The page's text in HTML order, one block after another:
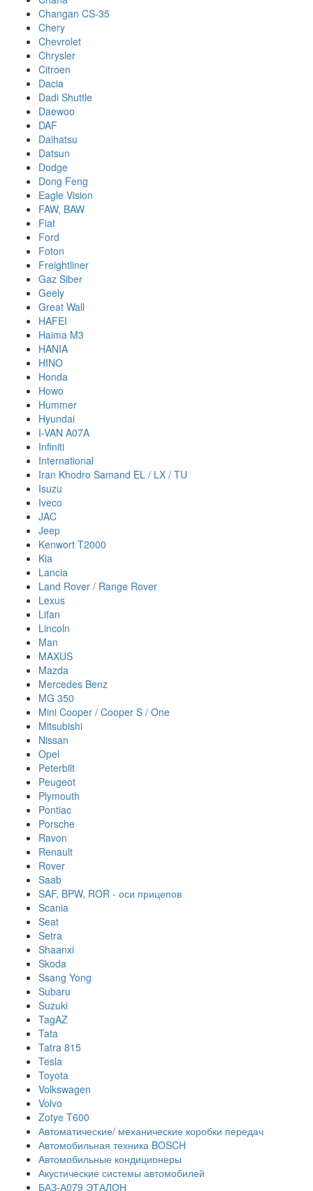
Changan CS-35
Chery
Chevrolet
Chrysler
Citroen
Dacia
Dadi Shuttle
Daewoo
DAF
Daihatsu
Datsun
Dodge
Dong Feng
Eagle Vision
FAW, BAW
Fiat
Ford
Foton
Freightliner
Gaz Siber
Geely
Great Wall
HAFEI
Haima M3
HANIA
HINO
Honda
Howo
Hummer
Hyundai
I-VAN A07A
Infiniti
International
Iran Khodro Samand EL / LX / TU
Isuzu
Iveco
JAC
Jeep
Kenwort T2000
Kia
Lancia
Land Rover / Range Rover
Lexus
Lifan
Lincoln
Man
MAXUS
Mazda
Mercedes Benz
MG 350
Mini Cooper / Cooper S / One
Mitsubishi
Nissan
Opel
Peterbilt
Peugeot
Plymouth
Pontiac
Porsche
Ravon
Renault
Rover
Saab
SAF, BPW, ROR - оси прицепов
Scania
Seat
Setra
Shaanxi
Skoda
Ssang Yong
Subaru
Suzuki
TagAZ
Tata
Tatra 815
Tesla
Toyota
Volkswagen
Volvo
Zotye T600
Автоматические/ механические коробки передач
Автомобильная техника BOSCH
Автомобильные кондиционеры
Акустические системы автомобилей
БАЗ-А079 ЭТАЛОН